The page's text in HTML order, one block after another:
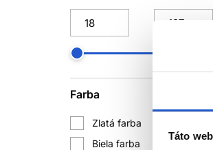
Táto
Farba
Zlatá farba
Biela farba
4